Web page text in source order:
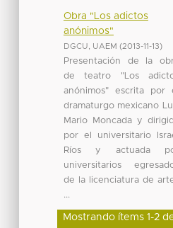
Obra "Los adictos
anónimos"
DGCU, UAEM (2013-11-13)
Presentación de la
de teatro "Los
anónimos" escrita por
dramaturgo mexicano
Mario Moncada y
por el universitario
Ríos y actuada
universitarios
de la licenciatura de
...
Mostrando ítems 1-2